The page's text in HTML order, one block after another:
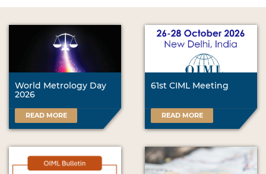
World Metrology Day
2026
READ MORE
61st CIML Meeting
READ MORE